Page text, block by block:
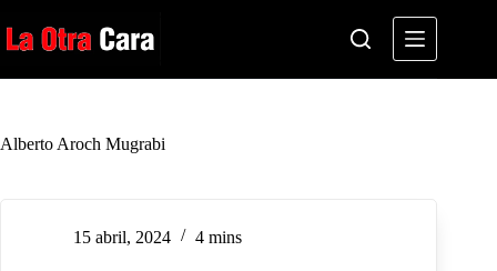
al
contenido
Alberto Aroch Mugrabi
15 abril, 2024 4 mins